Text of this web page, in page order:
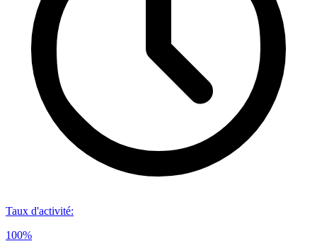
Taux d'activité:
100%